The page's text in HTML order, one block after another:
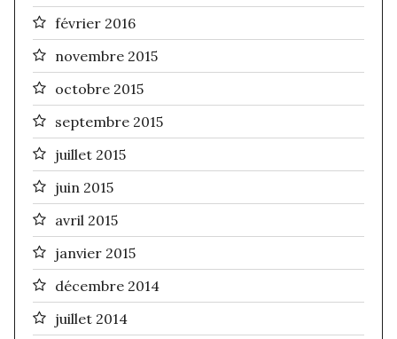
février 2016
novembre 2015
octobre 2015
septembre 2015
juillet 2015
juin 2015
avril 2015
janvier 2015
décembre 2014
juillet 2014